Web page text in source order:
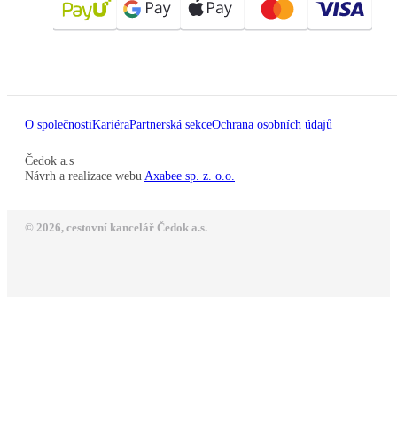
O společnostiKariéraPartnerská sekceOchrana osobních údajů
Čedok a.s
Návrh a realizace webu Axabee sp. z. o.o.
© 2026, cestovní kancelář Čedok a.s.